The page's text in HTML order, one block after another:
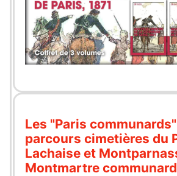
Les "Paris
parcours cimetières du
Lachaise et
Montmartre communard